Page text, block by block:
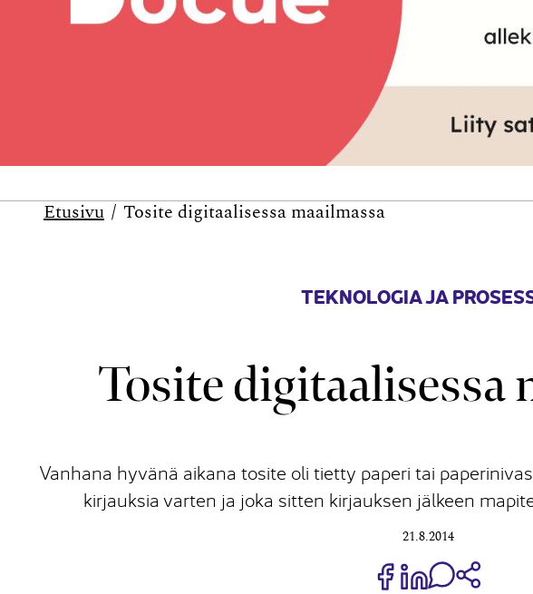
Etusivu Tosite digitaalisessa maailmassa
TEKNOLOGIA JA
Tosite digitaalisessa
Vanhana hyvänä aikana tosite oli tietty paperi tai
kirjauksia varten ja joka sitten kirjauksen jälkeen
21.8.2014
Jaa Share on Facebook
Jaa Share on
Jaa